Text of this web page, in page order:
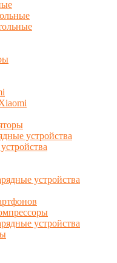
устройства
устройства
устройства